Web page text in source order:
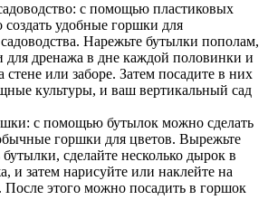
с помощью пластиковых
удобные горшки для
Нарежьте бутылки пополам,
для дренажа в дне каждой половинки и
стене или заборе. Затем посадите в них
культуры, и ваш вертикальный сад
с помощью бутылок можно сделать
горшки для цветов. Вырежьте
сделайте несколько дырок в
и затем нарисуйте или наклейте на
После этого можно посадить в горшок